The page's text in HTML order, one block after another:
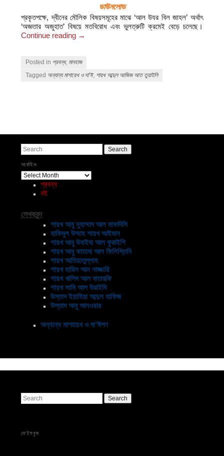
ডাউনলোড
প্রকৃতপক্ষে, দ্বীনের মৌলিক বিষয়সমূহের মাঝে ‘আল উযর বিল জাহল’ অর্থাৎ
‘অজ্ঞতার অজুহাত’ বিষয়ে মতবিরোধ এবং ভুলত্রুটি ক্রমেই বেড়ে চলেছে।
Continue reading →
Posted in প্রবন্ধ, মানহাজ
Tagged অন্যান্য মাশায়েখ ও দা'ঈ, শায়খ আব্দুল আজিজ আত তুয়াইলি
Search
আর্কাইভ
আর্কাইভ
প্রবন্ধ
বই
লেখকবৃন্দ
শায়খ আবু মুহাম্মাদ আল মাকদিসি
হাকিমুল উম্মাহ শায়খ আইমান
শায়খ আবু উবাইদা আল কুরাইশি
শায়খ আবু কাতাদা আল ফিলিস্তিনি
শায়খ আতিয়াতুল্লাহ
শায়খ হারিস আন নাজ্জারি
শায়খ খালিদ আল বাতারফি
শায়খ সামি আল উরাইদি
উস্তাদ ইয়াহিয়া আব্দুল হাফিজ
উস্তাদ আবু আনওয়ার
অন্যান্য মাশায়েখ ও দা’ঈগণ
Search
ফেইসবুক